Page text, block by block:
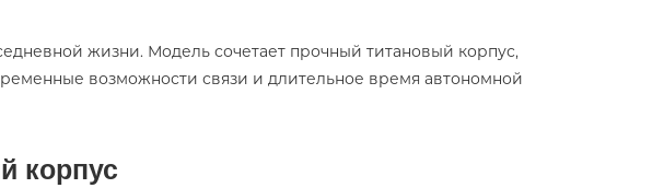
жизни. Модель сочетает прочный титановый корпус,
возможности связи и длительное время автономной
корпус